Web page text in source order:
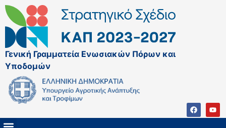
Γενική Γραμματεία Ενωσιακών Πόρων και
Υποδομών